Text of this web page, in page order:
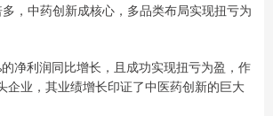
，中药创新成核心，多品类布局实现扭亏为
净利润同比增长，且成功实现扭亏为盈，作
企业，其业绩增长印证了中医药创新的巨大